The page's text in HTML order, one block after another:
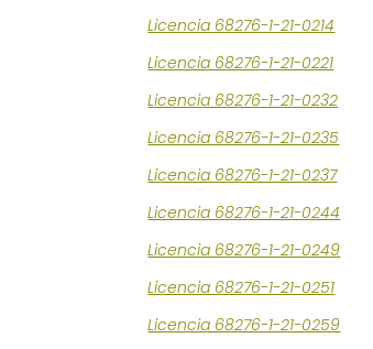
Licencia 68276-1-21-0214
Licencia 68276-1-21-0221
Licencia 68276-1-21-0232
Licencia 68276-1-21-0235
Licencia 68276-1-21-0237
Licencia 68276-1-21-0244
Licencia 68276-1-21-0249
Licencia 68276-1-21-0251
Licencia 68276-1-21-0259